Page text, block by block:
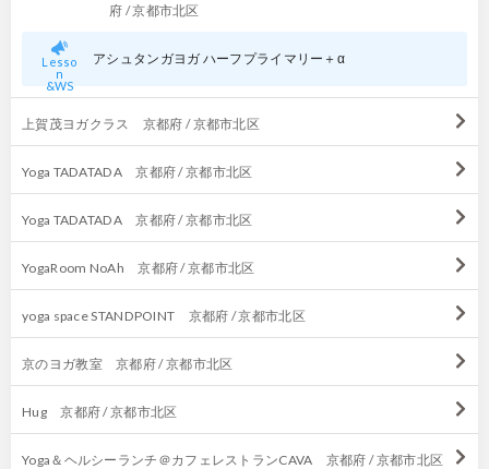
府 / 京都市北区
Lesso
n
&WS
アシュタンガヨガ ハーフプライマリー＋α
上賀茂ヨガクラス 京都府 / 京都市北区
Yoga TADATADA 京都府 / 京都市北区
Yoga TADATADA 京都府 / 京都市北区
YogaRoom NoAh 京都府 / 京都市北区
yoga space STANDPOINT 京都府 / 京都市北区
京のヨガ教室 京都府 / 京都市北区
Hug 京都府 / 京都市北区
Yoga＆ヘルシーランチ＠カフェレストランCAVA 京都府 / 京都市北区